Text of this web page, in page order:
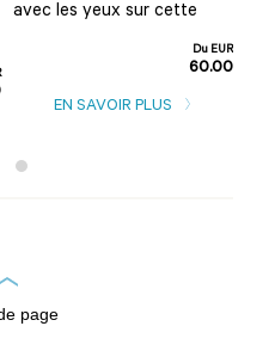
avec les yeux sur cette
Du EUR
60.00
EN SAVOIR PLUS
page